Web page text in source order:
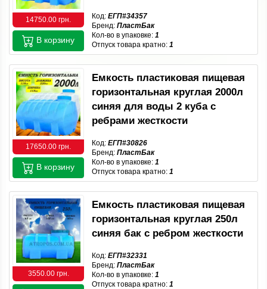
14750.00 грн. Код: ЕГП#34357
Бренд: ПластБак
Кол-во в упаковке: 1
Отпуск товара кратно: 1
В корзину
17650.00 грн.
Емкость пластиковая пищевая
горизонтальная круглая 2000л
синяя для воды 2 куба с
ребрами жесткости
Код: ЕГП#30826
Бренд: ПластБак
Кол-во в упаковке: 1
Отпуск товара кратно: 1
В корзину
3550.00 грн.
Емкость пластиковая пищевая
горизонтальная круглая 250л
синяя бак с ребром жесткости
Код: ЕГП#32331
Бренд: ПластБак
Кол-во в упаковке: 1
Отпуск товара кратно: 1